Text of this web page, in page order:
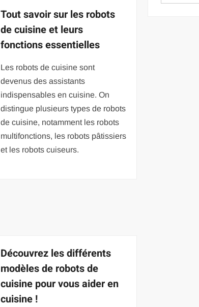
Tout savoir sur les robots
de cuisine et leurs
fonctions essentielles
Les robots de cuisine sont
devenus des assistants
indispensables en cuisine. On
distingue plusieurs types de robots
de cuisine, notamment les robots
multifonctions, les robots pâtissiers
et les robots cuiseurs.
Découvrez les différents
modèles de robots de
cuisine pour vous aider en
cuisine !